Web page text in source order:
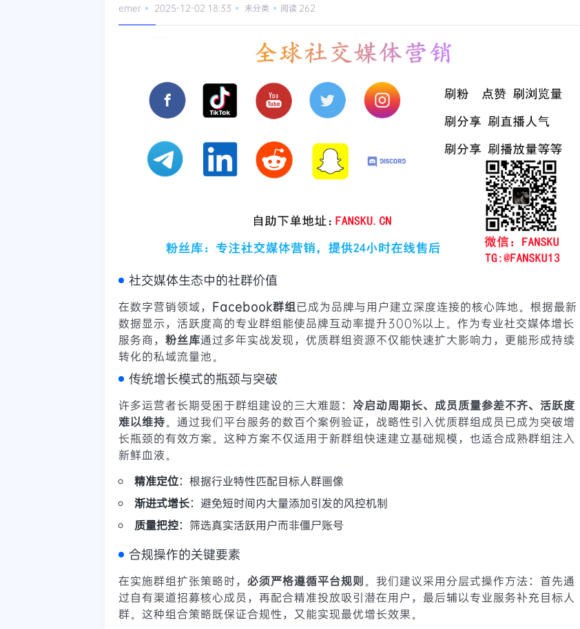
emer 2025-12-02 18:33 未分类 阅读 262
社交媒体生态中的社群价值
在数字营销领域， Facebook群组已成为品牌与用户建立深度连接的核心阵地。根据最新
数据显示，活跃度高的专业群组能使品牌互动率提升300%以上。作为专业社交媒体增长
服务商， 粉丝库通过多年实战发现，优质群组资源不仅能快速扩大影响力，更能形成持续
转化的私域流量池。
传统增长模式的瓶颈与突破
许多运营者长期受困于群组建设的三大难题： 冷启动周期长、成员质量参差不齐、活跃度
难以维持。通过我们平台服务的数百个案例验证，战略性引入优质群组成员已成为突破增
长瓶颈的有效方案。这种方案不仅适用于新群组快速建立基础规模，也适合成熟群组注入
新鲜血液。
精准定位：根据行业特性匹配目标人群画像
渐进式增长：避免短时间内大量添加引发的风控机制
质量把控：筛选真实活跃用户而非僵尸账号
合规操作的关键要素
在实施群组扩张策略时， 必须严格遵循平台规则 。我们建议采用分层式操作方法：首先通
过自有渠道招募核心成员，再配合精准投放吸引潜在用户，最后辅以专业服务补充目标人
群。这种组合策略既保证合规性，又能实现最优增长效果。